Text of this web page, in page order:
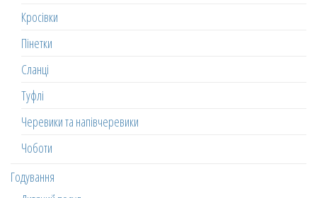
Кросівки
Пінетки
Сланці
Туфлі
Черевики та напівчеревики
Чоботи
Годування